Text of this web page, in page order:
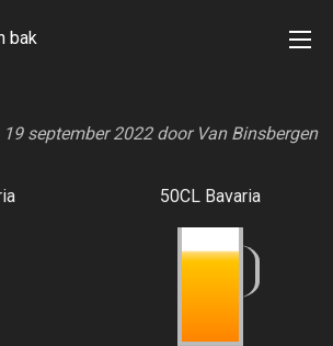
bak
september 2022 door Van Binsbergen
50CL Bavaria